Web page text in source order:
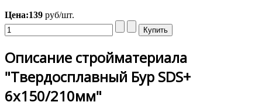
Цена:139 руб/шт.
Описание стройматериала
"Твердосплавный Бур SDS+
6х150/210мм"